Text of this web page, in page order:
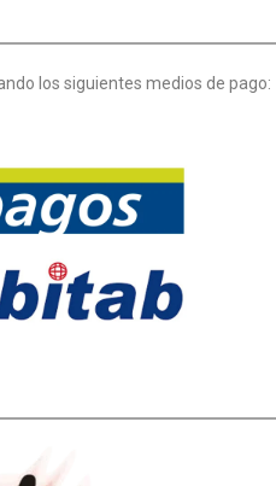
los siguientes medios de pago: